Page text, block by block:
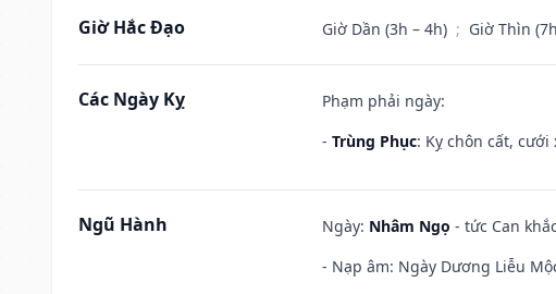
Giờ Hắc Đạo Giờ Dần (3h – 4h) ; Giờ Thìn
Các Ngày Kỵ
Phạm phải ngày:
- Trùng Phục: Kỵ chôn cất,
Ngũ Hành Ngày: Nhâm Ngọ - tức Can
- Nạp âm: Ngày Dương Liễu